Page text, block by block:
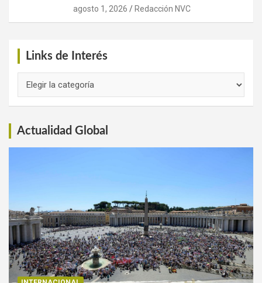
agosto 1, 2026 Redacción NVC
Links de Interés
Actualidad Global